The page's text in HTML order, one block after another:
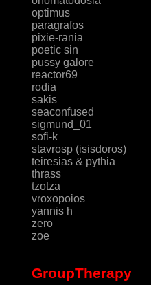
optimus
paragrafos
pixie-rania
poetic sin
pussy galore
reactor69
rodia
sakis
seaconfused
sigmund_01
sofi-k
stavrosp (isisdoros)
teiresias & pythia
thrass
tzotza
vroxopoios
yannis h
zero
zoe
GroupTherapy